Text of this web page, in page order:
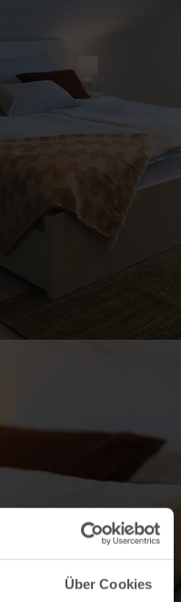
Über Cookies